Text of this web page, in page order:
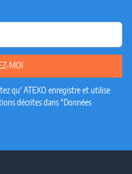
MOI
qu' ATEXO enregistre et utilise
décrites dans "Données